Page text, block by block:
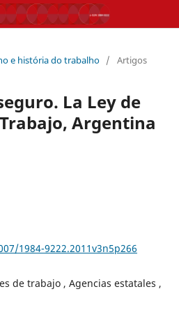
e história do trabalho / Artigos
La Ley de
Argentina
1984-9222.2011v3n5p266
de trabajo , Agencias estatales ,